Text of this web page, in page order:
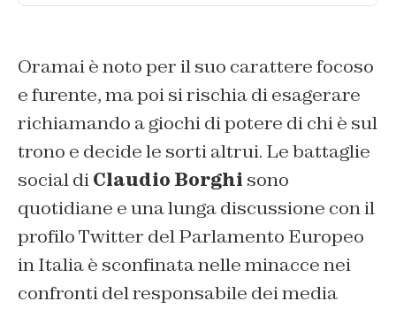
Oramai è noto per il suo carattere focoso
e furente, ma poi si rischia di esagerare
richiamando a giochi di potere di chi è sul
trono e decide le sorti altrui. Le battaglie
social diClaudio Borghi sono
quotidiane e una lunga discussione con il
profilo Twitter del Parlamento Europeo
in Italia è sconfinata nelle minacce nei
confronti del responsabile dei media